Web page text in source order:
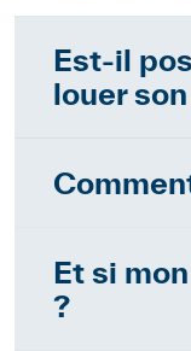
Est-il
louer
logement,
sous-
bailleresse.
demander
écrite de la
Et si
?